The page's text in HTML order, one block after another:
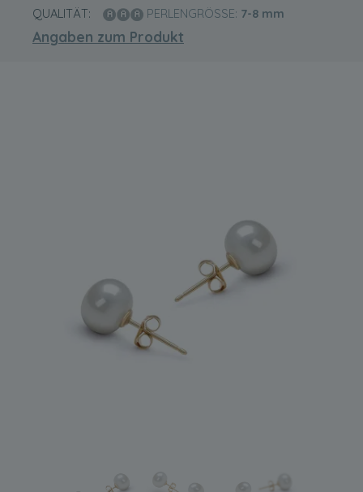
QUALITÄT: PERLENGRÖSSE: 7-8 mm
Angaben zum Produkt